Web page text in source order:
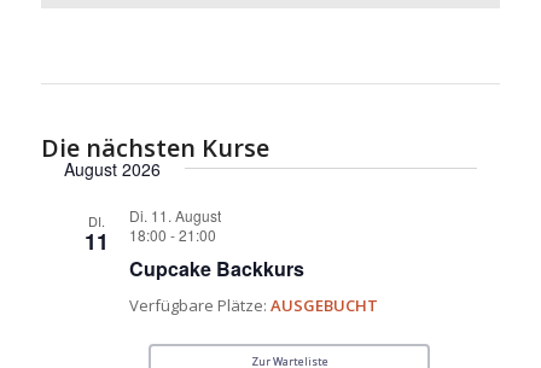
Die nächsten Kurse
August 2026
DI.
11
Di. 11. August
18:00 -21:00
Cupcake Backkurs
Verfügbare Plätze:AUSGEBUCHT
Zur Warteliste